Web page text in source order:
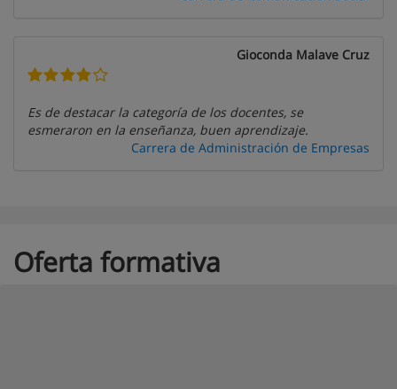
Gioconda Malave Cruz
Es de destacar la categoría de los docentes, se
esmeraron en la enseñanza, buen aprendizaje.
Carrera de Administración de Empresas
Oferta formativa